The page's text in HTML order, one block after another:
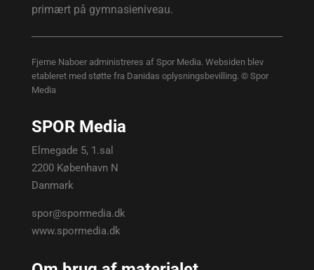
primært på gymnasieniveau.
Fjerne Naboer administreres af Spor Media. Websiden blev
etableret med støtte fra Danidas oplysningsbevilling. © Spor
Media
SPOR Media
Elmegade 5, 1.sal
2200 København N
Danmark
spor@spormedia.dk
www.spormedia.dk